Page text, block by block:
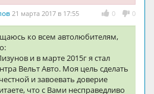
0 0
21 марта 2017 в 17:55
ко всем автолюбителям,
и в марте 2015г я стал
Вельт Авто. Моя цель сделать
и завоевать доверие
что с Вами несправедливо